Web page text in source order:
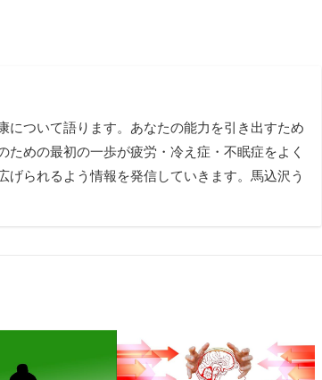
について語ります。あなたの能力を引き出すため
ための最初の一歩が疲労・冷え症・不眠症をよく
げられるよう情報を発信していきます。馬込沢う